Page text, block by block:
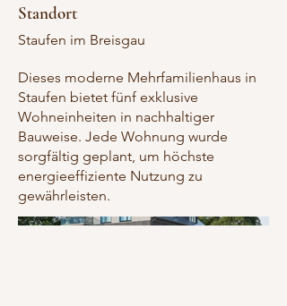
Standort
Staufen im Breisgau
Dieses moderne Mehrfamilienhaus in
Staufen bietet fünf exklusive
Wohneinheiten in nachhaltiger
Bauweise. Jede Wohnung wurde
sorgfältig geplant, um höchste
energieeffiziente Nutzung zu
gewährleisten.